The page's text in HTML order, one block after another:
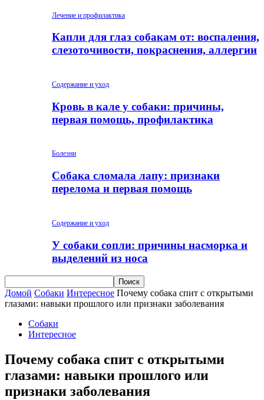
Лечение и профилактика
Капли для глаз собакам от: воспаления,
слезоточивости, покраснения, аллергии
Содержание и уход
Кровь в кале у собаки: причины,
первая помощь, профилактика
Болезни
Собака сломала лапу: признаки
перелома и первая помощь
Содержание и уход
У собаки сопли: причины насморка и
выделений из носа
Домой Собаки Интересное Почему собака спит с открытыми
глазами: навыки прошлого или признаки заболевания
Собаки
Интересное
Почему собака спит с открытыми
глазами: навыки прошлого или
признаки заболевания